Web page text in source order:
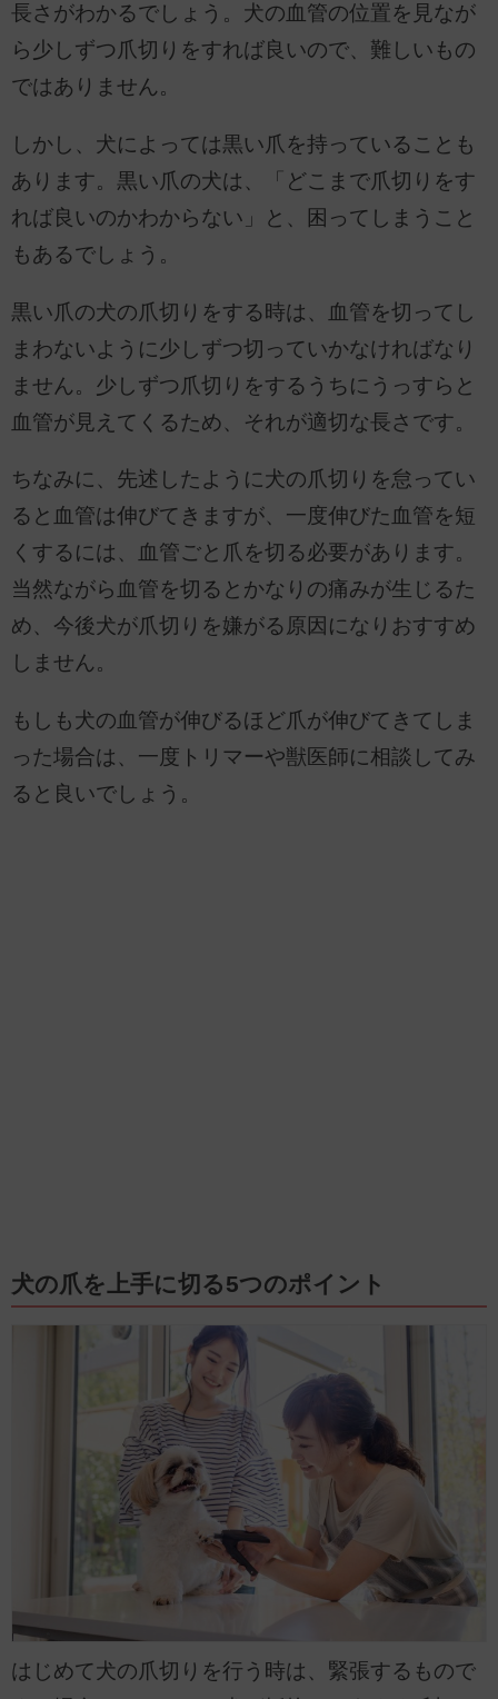
長さがわかるでしょう。犬の血管の位置を見なが
ら少しずつ爪切りをすれば良いので、難しいもの
ではありません。
しかし、犬によっては黒い爪を持っていることも
あります。黒い爪の犬は、「どこまで爪切りをす
れば良いのかわからない」と、困ってしまうこと
もあるでしょう。
黒い爪の犬の爪切りをする時は、血管を切ってし
まわないように少しずつ切っていかなければなり
ません。少しずつ爪切りをするうちにうっすらと
血管が見えてくるため、それが適切な長さです。
ちなみに、先述したように犬の爪切りを怠ってい
ると血管は伸びてきますが、一度伸びた血管を短
くするには、血管ごと爪を切る必要があります。
当然ながら血管を切るとかなりの痛みが生じるた
め、今後犬が爪切りを嫌がる原因になりおすすめ
しません。
もしも犬の血管が伸びるほど爪が伸びてきてしま
った場合は、一度トリマーや獣医師に相談してみ
ると良いでしょう。
犬の爪を上手に切る5つのポイント
はじめて犬の爪切りを行う時は、緊張するもので